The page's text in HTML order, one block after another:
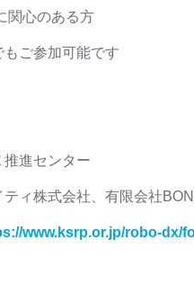
関心のある方
参加可能です
進センター
ィ株式会社、有限会社
www.ksrp.or.jp/robo-dx/